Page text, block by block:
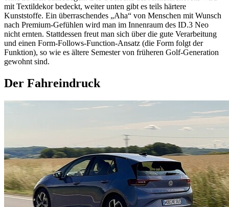
mit Textildekor bedeckt, weiter unten gibt es teils härtere
Kunststoffe. Ein überraschendes „Aha“ von Menschen mit Wunsch
nach Premium-Gefühlen wird man im Innenraum des ID.3 Neo
nicht ernten. Stattdessen freut man sich über die gute Verarbeitung
und einen Form-Follows-Function-Ansatz (die Form folgt der
Funktion), so wie es ältere Semester von früheren Golf-Generation
gewohnt sind.
Der Fahreindruck